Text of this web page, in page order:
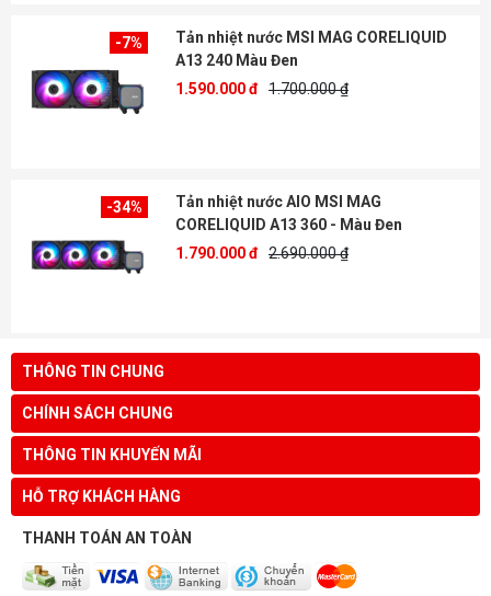
-7%
Tản nhiệt nước MSI MAG CORELIQUID
A13 240 Màu Đen
1.590.000 đ 1.700.000 ₫
-34%
Tản nhiệt nước AIO MSI MAG
CORELIQUID A13 360 - Màu Đen
1.790.000 đ 2.690.000 ₫
THÔNG TIN CHUNG
CHÍNH SÁCH CHUNG
THÔNG TIN KHUYẾN MÃI
HỖ TRỢ KHÁCH HÀNG
THANH TOÁN AN TOÀN